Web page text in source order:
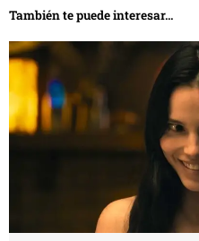
También te puede interesar...